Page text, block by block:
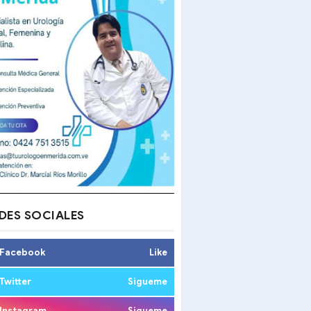
SOCIALES
Like
Sigueme